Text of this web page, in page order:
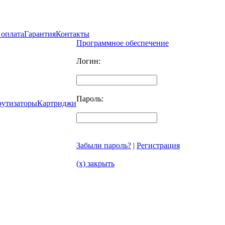
ГарантияКонтакты
Картриджи
Программное обеспечение
Логин:
Пароль:
Забыли пароль? | Регистрация
(x) закрыть